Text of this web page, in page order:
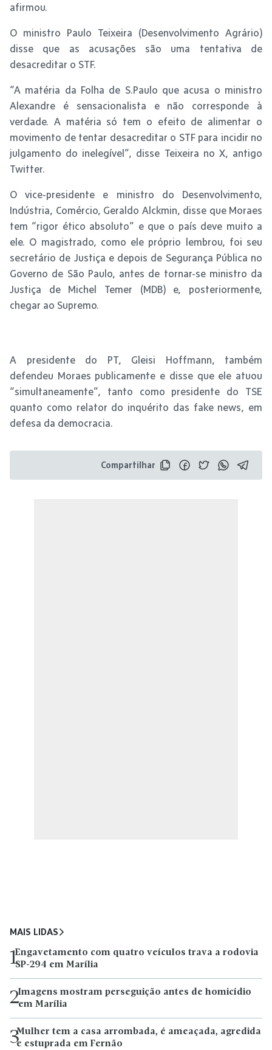
afirmou.
O ministro Paulo Teixeira (Desenvolvimento Agrário)
disse que as acusações são uma tentativa de
desacreditar o STF.
“A matéria da Folha de S.Paulo que acusa o ministro
Alexandre é sensacionalista e não corresponde à
verdade. A matéria só tem o efeito de alimentar o
movimento de tentar desacreditar o STF para incidir no
julgamento do inelegível”, disse Teixeira no X, antigo
Twitter.
O vice-presidente e ministro do Desenvolvimento,
Indústria, Comércio, Geraldo Alckmin, disse que Moraes
tem “rigor ético absoluto” e que o país deve muito a
ele. O magistrado, como ele próprio lembrou, foi seu
secretário de Justiça e depois de Segurança Pública no
Governo de São Paulo, antes de tornar-se ministro da
Justiça de Michel Temer (MDB) e, posteriormente,
chegar ao Supremo.
A presidente do PT, Gleisi Hoffmann, também
defendeu Moraes publicamente e disse que ele atuou
“simultaneamente”, tanto como presidente do TSE
quanto como relator do inquérito das fake news, em
defesa da democracia.
Compartilhar
MAIS LIDAS
1Engavetamento com quatro veículos trava a rodovia
SP-294 em Marília
2Imagens mostram perseguição antes de homicídio
em Marília
3Mulher tem a casa arrombada, é ameaçada, agredida
e estuprada em Fernão